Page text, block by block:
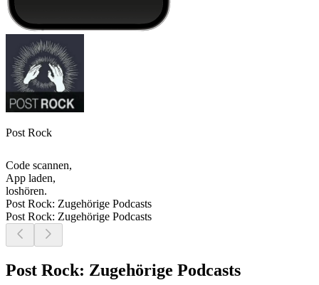
Post Rock
Code scannen,
App laden,
loshören.
Post Rock: Zugehörige Podcasts
Post Rock: Zugehörige Podcasts
Post Rock: Zugehörige Podcasts